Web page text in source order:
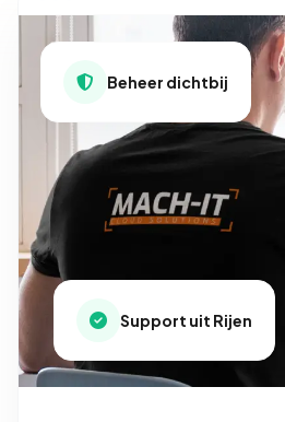
Beheer dichtbij
Support uit Rijen